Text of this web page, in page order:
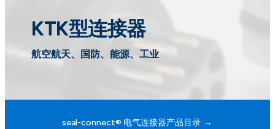
KTK型连接器
航空航天、国防、能源、工业
seal-connect® 电气连接器产品目录